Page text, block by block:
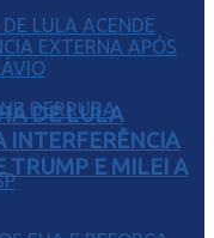
DE LULA
INTERFERÊNCIA
TRUMP E MILEI A